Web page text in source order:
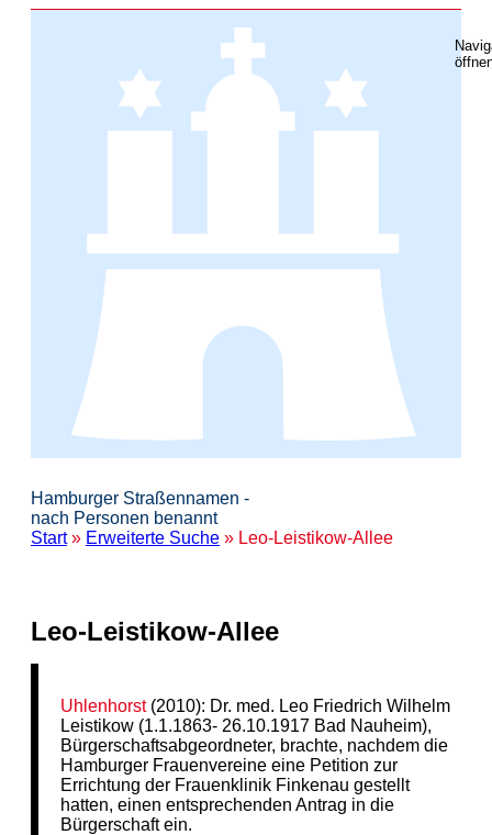
Hamburger Straßennamen -
nach Personen benannt
Start» Erweiterte Suche » Leo-Leistikow-Allee
Leo-Leistikow-Allee
Uhlenhorst(2010): Dr. med. Leo Friedrich Wilhelm
Leistikow (1.1.1863- 26.10.1917 Bad Nauheim),
Bürgerschaftsabgeordneter, brachte, nachdem die
Hamburger Frauenvereine eine Petition zur
Errichtung der Frauenklinik Finkenau gestellt
hatten, einen entsprechenden Antrag in die
Bürgerschaft ein.